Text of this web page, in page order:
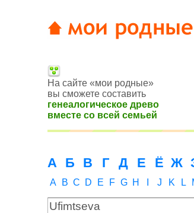
На сайте «мои родные»
вы сможете составить
генеалогическое древо
вместе со всей семьей
А Б В Г Д Е Ё Ж
A B C D E F G H J K L